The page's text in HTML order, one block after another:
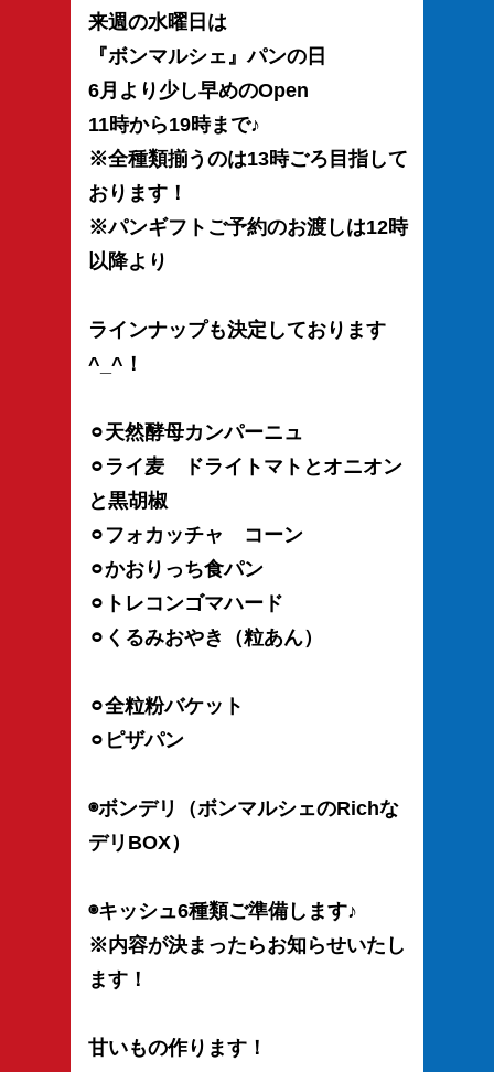
来週の水曜日は
『ボンマルシェ』パンの日
6月より少し早めのOpen
11時から19時まで♪
※全種類揃うのは13時ごろ目指して
おります！
※パンギフトご予約のお渡しは12時
以降より
ラインナップも決定しております
^_^！
⚪︎天然酵母カンパーニュ
⚪︎ライ麦 ドライトマトとオニオン
と黒胡椒
⚪︎フォカッチャ コーン
⚪︎かおりっち食パン
⚪︎トレコンゴマハード
⚪︎くるみおやき（粒あん）
⚪︎全粒粉バケット
⚪︎ピザパン
◉ボンデリ（ボンマルシェのRichな
デリBOX）
◉キッシュ6種類ご準備します♪
※内容が決まったらお知らせいたし
ます！
甘いもの作ります！